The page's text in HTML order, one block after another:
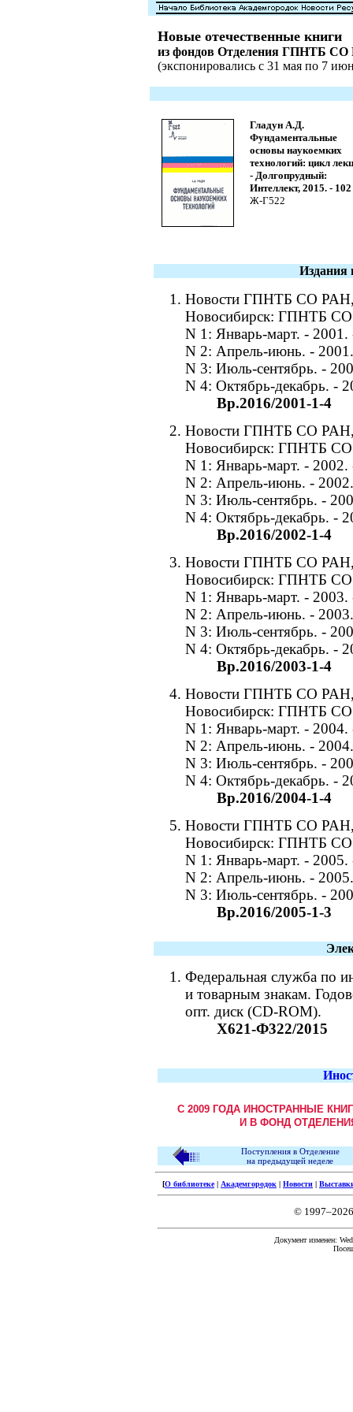
Новые отечественные книги
из фондов Отделения ГПНТБ
(экспонировались с 31 мая по 7
Гладун А.Д.
Фундаментальные
основы наукоемких
технологий: цикл
- Долгопрудный:
Интеллект, 2015. - 102
Ж-Г522
Издания
Новости ГПНТБ СО РАН,
Новосибирск: ГПНТБ
N 1: Январь-март. - 2001.
N 2: Апрель-июнь. -
N 3: Июль-сентябрь. -
N 4: Октябрь-декабрь. -
Вр.2016/2001-1-4
Новости ГПНТБ СО РАН,
Новосибирск: ГПНТБ
N 1: Январь-март. - 2002.
N 2: Апрель-июнь. -
N 3: Июль-сентябрь. -
N 4: Октябрь-декабрь. -
Вр.2016/2002-1-4
Новости ГПНТБ СО РАН,
Новосибирск: ГПНТБ
N 1: Январь-март. - 2003.
N 2: Апрель-июнь. -
N 3: Июль-сентябрь. -
N 4: Октябрь-декабрь. -
Вр.2016/2003-1-4
Новости ГПНТБ СО РАН,
Новосибирск: ГПНТБ
N 1: Январь-март. - 2004.
N 2: Апрель-июнь. -
N 3: Июль-сентябрь. -
N 4: Октябрь-декабрь. -
Вр.2016/2004-1-4
Новости ГПНТБ СО РАН,
Новосибирск: ГПНТБ
N 1: Январь-март. - 2005.
N 2: Апрель-июнь. -
N 3: Июль-сентябрь. -
Вр.2016/2005-1-3
Федеральная служба по
и товарным знакам.
опт. диск (CD-ROM).
Х621-Ф322/2015
С 2009 ГОДА ИНОСТРАННЫЕ
И В ФОНД
Поступления в Отделение
на предыдущей неделе
[О библиотеке| Академгородок | Новости |
©
Документ изменен: